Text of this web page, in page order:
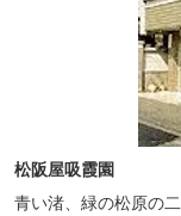
松阪屋吸霞園
青い渚、緑の松原の